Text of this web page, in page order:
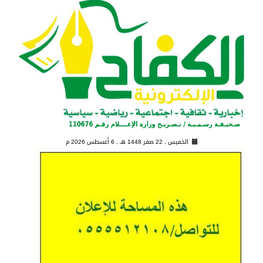
الخميس , 22 صفر 1448 هـ , 6 أغسطس 2026 م